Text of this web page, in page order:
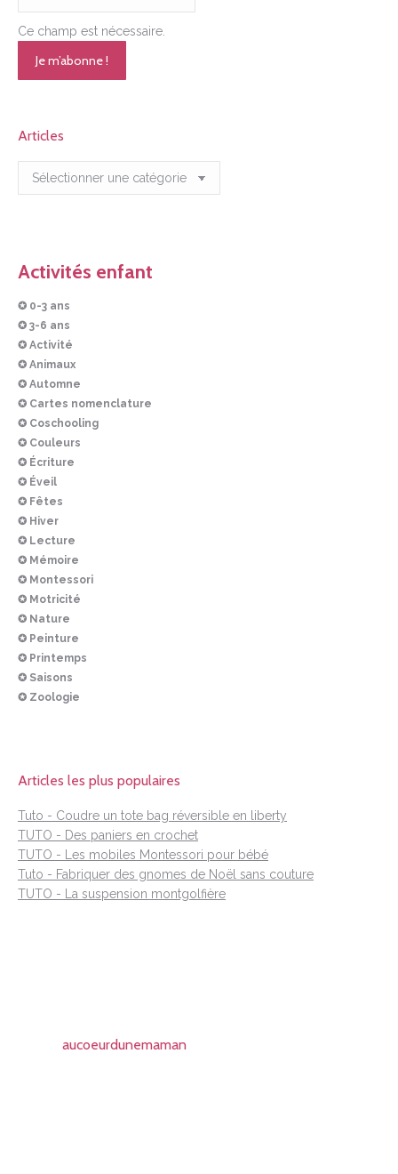
Ce champ est nécessaire.
Articles
Articles
Activités enfant
✪ 0-3 ans
✪ 3-6 ans
✪ Activité
✪ Animaux
✪ Automne
✪ Cartes nomenclature
✪ Coschooling
✪ Couleurs
✪ Écriture
✪ Éveil
✪ Fêtes
✪ Hiver
✪ Lecture
✪ Mémoire
✪ Montessori
✪ Motricité
✪ Nature
✪ Peinture
✪ Printemps
✪ Saisons
✪ Zoologie
Articles les plus populaires
Tuto - Coudre un tote bag réversible en liberty
TUTO - Des paniers en crochet
TUTO - Les mobiles Montessori pour bébé
Tuto - Fabriquer des gnomes de Noël sans couture
TUTO - La suspension montgolfière
aucoeurdunemaman